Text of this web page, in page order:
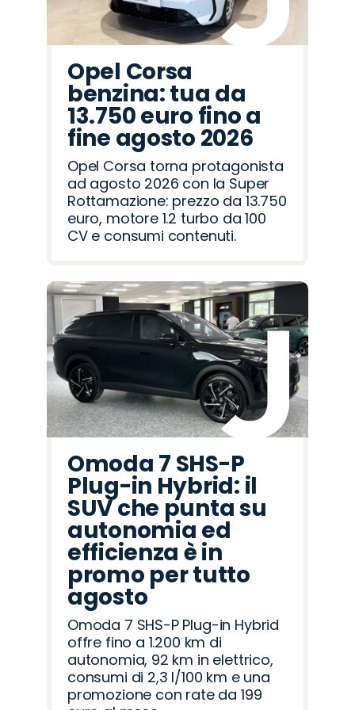
Opel Corsa
benzina: tua da
13.750 euro fino a
fine agosto 2026
Opel Corsa torna protagonista
ad agosto 2026 con la Super
Rottamazione: prezzo da 13.750
euro, motore 1.2 turbo da 100
CV e consumi contenuti.
Omoda 7 SHS-P
Plug-in Hybrid: il
SUV che punta su
autonomia ed
efficienza è in
promo per tutto
agosto
Omoda 7 SHS-P Plug-in Hybrid
offre fino a 1.200 km di
autonomia, 92 km in elettrico,
consumi di 2,3 l/100 km e una
promozione con rate da 199